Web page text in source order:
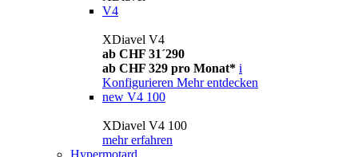
V4
XDiavel V4
ab CHF 31´290
ab CHF 329 pro Monat* i
Konfigurieren Mehr entdecken
new V4 100
XDiavel V4 100
mehr erfahren
Hypermotard